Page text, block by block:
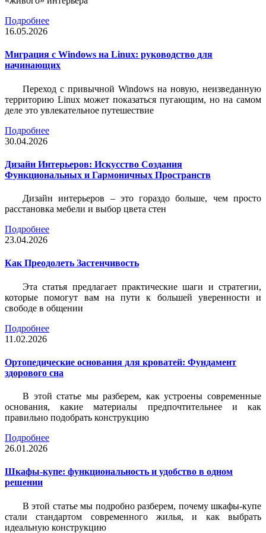
Подробнее
16.05.2026
Миграция с Windows на Linux: руководство для
начинающих
Переход с привычной Windows на новую, неизведанную
территорию Linux может показаться пугающим, но на самом
деле это увлекательное путешествие
Подробнее
30.04.2026
Дизайн Интерьеров: Искусство Создания
Функциональных и Гармоничных Пространств
Дизайн интерьеров – это гораздо больше, чем просто
расстановка мебели и выбор цвета стен
Подробнее
23.04.2026
Как Преодолеть Застенчивость
Эта статья предлагает практические шаги и стратегии,
которые помогут вам на пути к большей уверенности и
свободе в общении
Подробнее
11.02.2026
Ортопедические основания для кроватей: Фундамент
здорового сна
В этой статье мы разберем, как устроены современные
основания, какие материалы предпочтительнее и как
правильно подобрать конструкцию
Подробнее
26.01.2026
Шкафы-купе: функциональность и удобство в одном
решении
В этой статье мы подробно разберем, почему шкафы-купе
стали стандартом современного жилья, и как выбрать
идеальную конструкцию